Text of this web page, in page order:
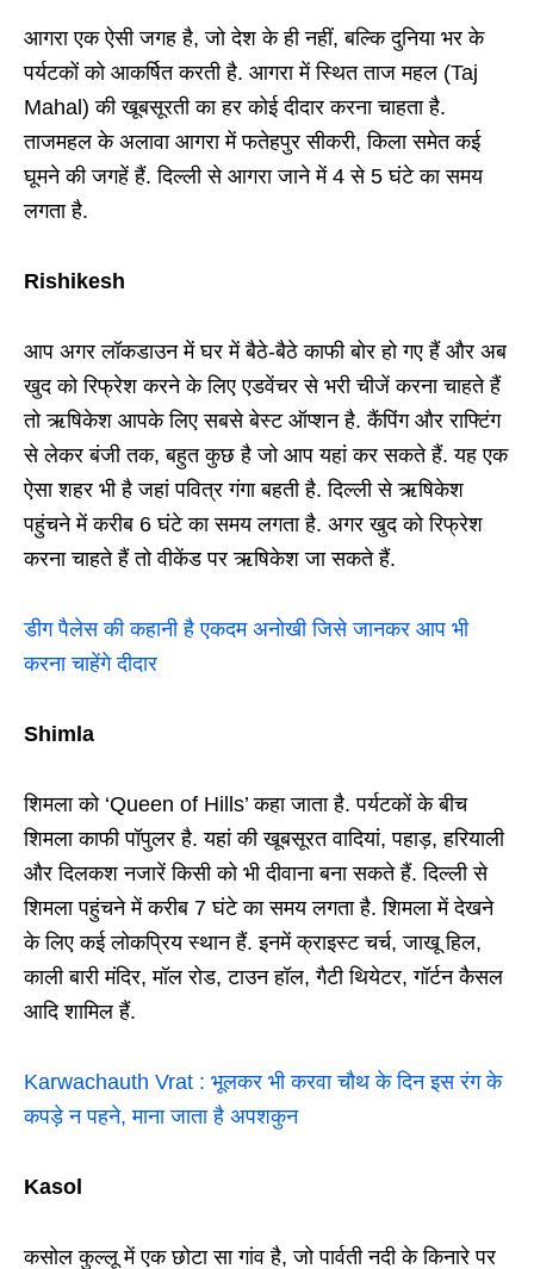
आगरा एक ऐसी जगह है, जो देश के ही नहीं, बल्कि दुनिया भर के
पर्यटकों को आकर्षित करती है. आगरा में स्थित ताज महल (Taj
Mahal) की खूबसूरती का हर कोई दीदार करना चाहता है.
ताजमहल के अलावा आगरा में फतेहपुर सीकरी, किला समेत कई
घूमने की जगहें हैं. दिल्ली से आगरा जाने में 4 से 5 घंटे का समय
लगता है.
Rishikesh
आप अगर लॉकडाउन में घर में बैठे-बैठे काफी बोर हो गए हैं और अब
खुद को रिफ्रेश करने के लिए एडवेंचर से भरी चीजें करना चाहते हैं
तो ऋषिकेश आपके लिए सबसे बेस्ट ऑप्शन है. कैंपिंग और राफ्टिंग
से लेकर बंजी तक, बहुत कुछ है जो आप यहां कर सकते हैं. यह एक
ऐसा शहर भी है जहां पवित्र गंगा बहती है. दिल्ली से ऋषिकेश
पहुंचने में करीब 6 घंटे का समय लगता है. अगर खुद को रिफ्रेश
करना चाहते हैं तो वीकेंड पर ऋषिकेश जा सकते हैं.
डीग पैलेस की कहानी है एकदम अनोखी जिसे जानकर आप भी
करना चाहेंगे दीदार
Shimla
शिमला को ‘Queen of Hills’ कहा जाता है. पर्यटकों के बीच
शिमला काफी पॉपुलर है. यहां की खूबसूरत वादियां, पहाड़, हरियाली
और दिलकश नजारें किसी को भी दीवाना बना सकते हैं. दिल्ली से
शिमला पहुंचने में करीब 7 घंटे का समय लगता है. शिमला में देखने
के लिए कई लोकप्रिय स्थान हैं. इनमें क्राइस्ट चर्च, जाखू हिल,
काली बारी मंदिर, मॉल रोड, टाउन हॉल, गैटी थियेटर, गॉर्टन कैसल
आदि शामिल हैं.
Karwachauth Vrat : भूलकर भी करवा चौथ के दिन इस रंग के
कपड़े न पहने, माना जाता है अपशकुन
Kasol
कसोल कुल्लू में एक छोटा सा गांव है, जो पार्वती नदी के किनारे पर